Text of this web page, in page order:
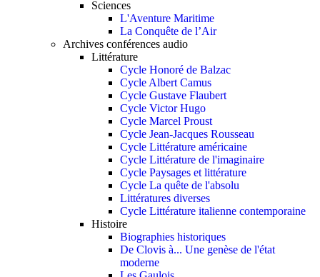
Sciences
L'Aventure Maritime
La Conquête de l’Air
Archives conférences audio
Littérature
Cycle Honoré de Balzac
Cycle Albert Camus
Cycle Gustave Flaubert
Cycle Victor Hugo
Cycle Marcel Proust
Cycle Jean-Jacques Rousseau
Cycle Littérature américaine
Cycle Littérature de l'imaginaire
Cycle Paysages et littérature
Cycle La quête de l'absolu
Littératures diverses
Cycle Littérature italienne contemporaine
Histoire
Biographies historiques
De Clovis à... Une genèse de l'état
moderne